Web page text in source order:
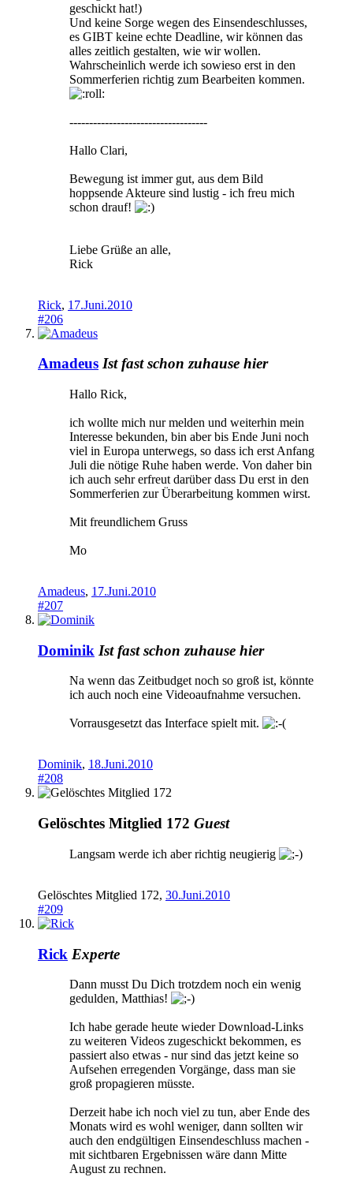
geschickt hat!)
Und keine Sorge wegen des Einsendeschlusses,
es GIBT keine echte Deadline, wir können das
alles zeitlich gestalten, wie wir wollen.
Wahrscheinlich werde ich sowieso erst in den
Sommerferien richtig zum Bearbeiten kommen.
-----------------------------------
Hallo Clari,
Bewegung ist immer gut, aus dem Bild
hoppsende Akteure sind lustig - ich freu mich
schon drauf!
Liebe Grüße an alle,
Rick
Rick, 17.Juni.2010
#206
Amadeus Ist fast schon zuhause hier
Hallo Rick,
ich wollte mich nur melden und weiterhin mein
Interesse bekunden, bin aber bis Ende Juni noch
viel in Europa unterwegs, so dass ich erst Anfang
Juli die nötige Ruhe haben werde. Von daher bin
ich auch sehr erfreut darüber dass Du erst in den
Sommerferien zur Überarbeitung kommen wirst.
Mit freundlichem Gruss
Mo
Amadeus, 17.Juni.2010
#207
Dominik Ist fast schon zuhause hier
Na wenn das Zeitbudget noch so groß ist, könnte
ich auch noch eine Videoaufnahme versuchen.
Vorrausgesetzt das Interface spielt mit.
Dominik, 18.Juni.2010
#208
Gelöschtes Mitglied 172 Guest
Langsam werde ich aber richtig neugierig
Gelöschtes Mitglied 172, 30.Juni.2010
#209
Rick Experte
Dann musst Du Dich trotzdem noch ein wenig
gedulden, Matthias!
Ich habe gerade heute wieder Download-Links
zu weiteren Videos zugeschickt bekommen, es
passiert also etwas - nur sind das jetzt keine so
Aufsehen erregenden Vorgänge, dass man sie
groß propagieren müsste.
Derzeit habe ich noch viel zu tun, aber Ende des
Monats wird es wohl weniger, dann sollten wir
auch den endgültigen Einsendeschluss machen -
mit sichtbaren Ergebnissen wäre dann Mitte
August zu rechnen.